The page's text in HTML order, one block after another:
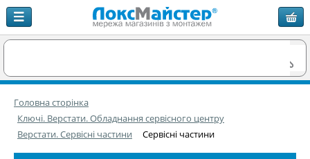
Головна сторінка
Ключі. Верстати. Обладнання сервісного центру
Верстати. Сервісні частини
Сервісні частини